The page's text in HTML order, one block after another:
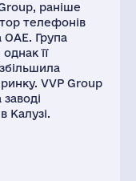
раніше
телефонів
ОАЕ. Група
її
VVP Group
Калузі.